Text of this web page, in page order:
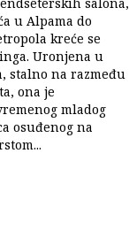
u Alpama do
kreće se
Uronjena u
stalno na razmeđu
ona je
mladog
osuđenog na